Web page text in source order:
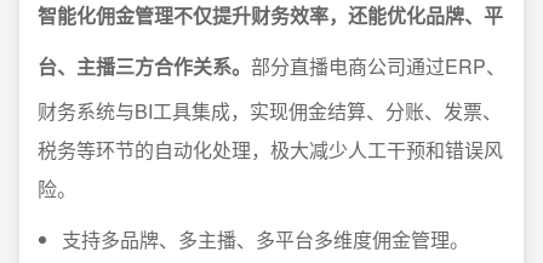
智能化佣金管理不仅提升财务效率，还能优化品牌、平
台、主播三方合作关系。 部分直播电商公司通过ERP、
财务系统与BI工具集成，实现佣金结算、分账、发票、
税务等环节的自动化处理，极大减少人工干预和错误风
险。
支持多品牌、多主播、多平台多维度佣金管理。